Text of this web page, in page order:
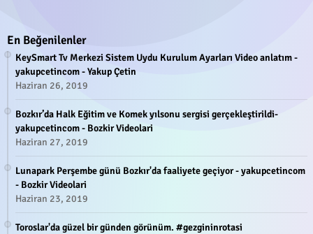
En Beğenilenler
KeySmart Tv Merkezi Sistem Uydu Kurulum Ayarları Video anlatım -
yakupcetincom - Yakup Çetin
Haziran 26, 2019
Bozkır’da Halk Eğitim ve Komek yılsonu sergisi gerçekleştirildi-
yakupcetincom - Bozkir Videolari
Haziran 27, 2019
Lunapark Perşembe günü Bozkır'da faaliyete geçiyor - yakupcetincom
- Bozkir Videolari
Haziran 23, 2019
Toroslar'da güzel bir günden görünüm. #gezgininrotasi